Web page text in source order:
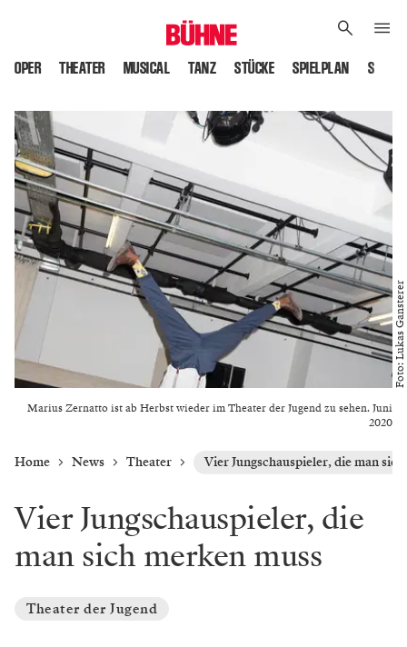
OPER THEATER MUSICAL TANZ STÜCKE SPIELPLAN
Marius Zernatto ist ab Herbst wieder im Theater der Jugend zu sehen. Juni
2020
Foto: Lukas Gansterer
Home News Theater Vier Jungschauspieler, die man
Vier Jungschauspieler, die
man sich merken muss
Theater der Jugend